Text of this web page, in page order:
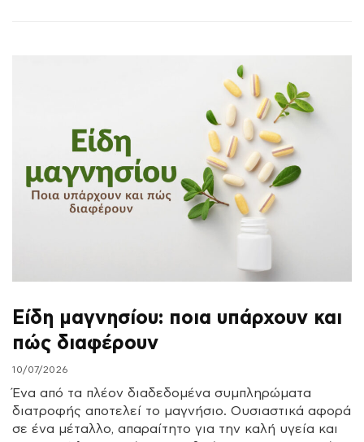
Είδη μαγνησίου: ποια υπάρχουν και
πώς διαφέρουν
10/07/2026
Ένα από τα πλέον διαδεδομένα συμπληρώματα
διατροφής αποτελεί το μαγνήσιο. Ουσιαστικά αφορά
σε ένα μέταλλο, απαραίτητο για την καλή υγεία και